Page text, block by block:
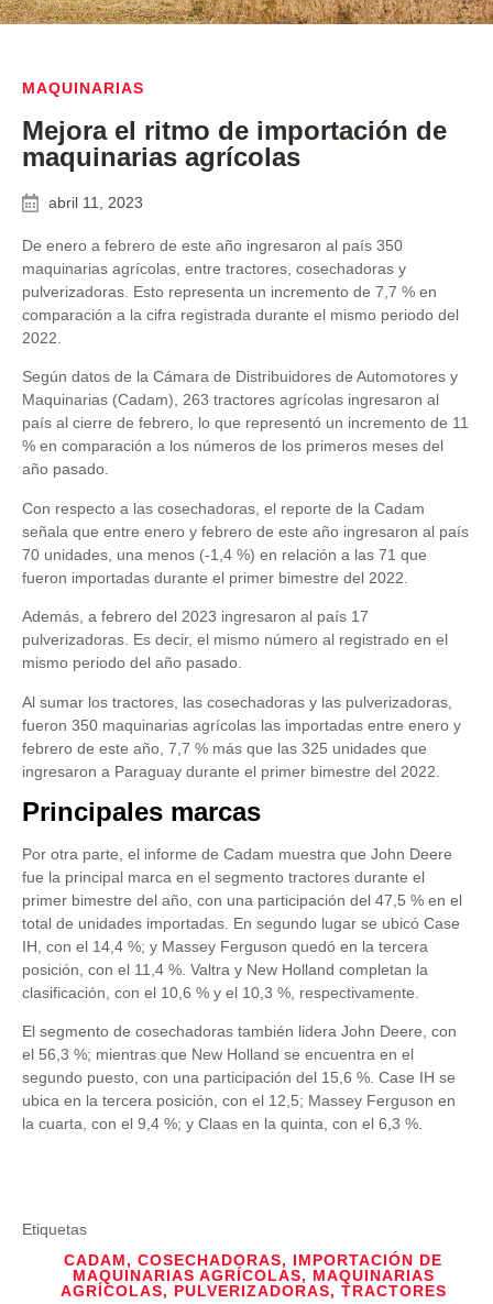
MAQUINARIAS
Mejora el ritmo de importación de
maquinarias agrícolas
abril 11, 2023
De enero a febrero de este año ingresaron al país 350
maquinarias agrícolas, entre tractores, cosechadoras y
pulverizadoras. Esto representa un incremento de 7,7 % en
comparación a la cifra registrada durante el mismo periodo del
2022.
Según datos de la Cámara de Distribuidores de Automotores y
Maquinarias (Cadam), 263 tractores agrícolas ingresaron al
país al cierre de febrero, lo que representó un incremento de 11
% en comparación a los números de los primeros meses del
año pasado.
Con respecto a las cosechadoras, el reporte de la Cadam
señala que entre enero y febrero de este año ingresaron al país
70 unidades, una menos (-1,4 %) en relación a las 71 que
fueron importadas durante el primer bimestre del 2022.
Además, a febrero del 2023 ingresaron al país 17
pulverizadoras. Es decir, el mismo número al registrado en el
mismo periodo del año pasado.
Al sumar los tractores, las cosechadoras y las pulverizadoras,
fueron 350 maquinarias agrícolas las importadas entre enero y
febrero de este año, 7,7 % más que las 325 unidades que
ingresaron a Paraguay durante el primer bimestre del 2022.
Principales marcas
Por otra parte, el informe de Cadam muestra que John Deere
fue la principal marca en el segmento tractores durante el
primer bimestre del año, con una participación del 47,5 % en el
total de unidades importadas. En segundo lugar se ubicó Case
IH, con el 14,4 %; y Massey Ferguson quedó en la tercera
posición, con el 11,4 %. Valtra y New Holland completan la
clasificación, con el 10,6 % y el 10,3 %, respectivamente.
El segmento de cosechadoras también lidera John Deere, con
el 56,3 %; mientras que New Holland se encuentra en el
segundo puesto, con una participación del 15,6 %. Case IH se
ubica en la tercera posición, con el 12,5; Massey Ferguson en
la cuarta, con el 9,4 %; y Claas en la quinta, con el 6,3 %.
Etiquetas
CADAM, COSECHADORAS, IMPORTACIÓN DE
MAQUINARIAS AGRÍCOLAS, MAQUINARIAS
AGRÍCOLAS, PULVERIZADORAS, TRACTORES